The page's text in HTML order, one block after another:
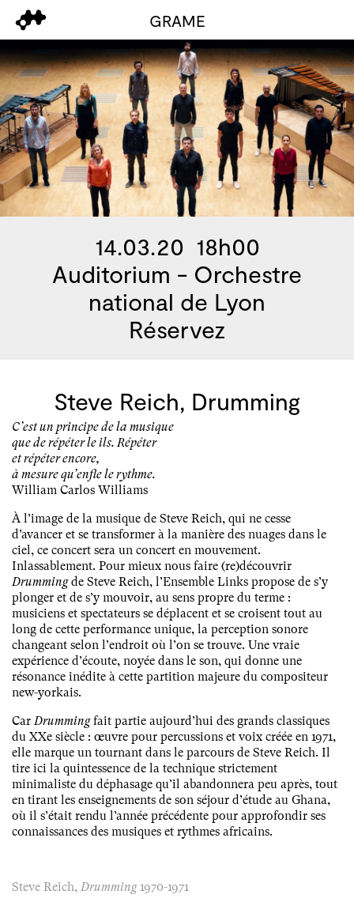
GRAME
14.03.20 18h00
Auditorium - Orchestre
national de Lyon
Réservez
Steve Reich, Drumming
C’est un principe de la musique
que de répéter le ils. Répéter
et répéter encore,
à mesure qu’enfle le rythme.
William Carlos Williams
À l’image de la musique de Steve Reich, qui ne cesse
d’avancer et se transformer à la manière des nuages dans le
ciel, ce concert sera un concert en mouvement.
Inlassablement. Pour mieux nous faire (re)découvrir
Drummingde Steve Reich, l’Ensemble Links propose de s’y
plonger et de s’y mouvoir, au sens propre du terme :
musiciens et spectateurs se déplacent et se croisent tout au
long de cette performance unique, la perception sonore
changeant selon l’endroit où l’on se trouve. Une vraie
expérience d’écoute, noyée dans le son, qui donne une
résonance inédite à cette partition majeure du compositeur
new-yorkais.
Car Drummingfait partie aujourd’hui des grands classiques
du XXe siècle : œuvre pour percussions et voix créée en 1971,
elle marque un tournant dans le parcours de Steve Reich. Il
tire ici la quintessence de la technique strictement
minimaliste du déphasage qu’il abandonnera peu après, tout
en tirant les enseignements de son séjour d’étude au Ghana,
où il s’était rendu l’année précédente pour approfondir ses
connaissances des musiques et rythmes africains.
Steve Reich, Drumming1970-1971